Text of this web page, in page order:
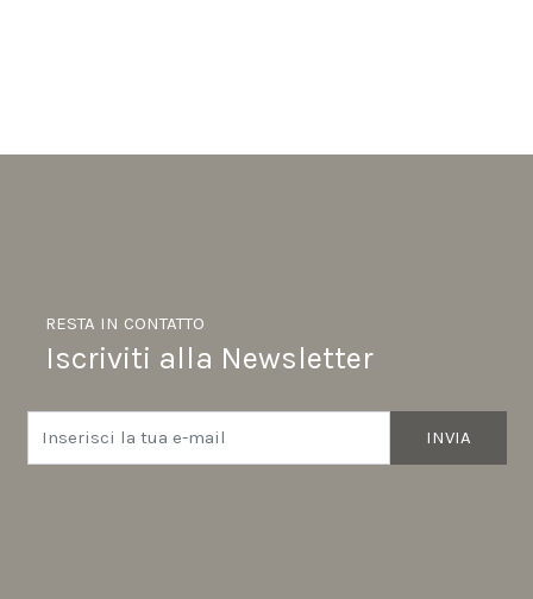
INVIA
RESTA IN CONTATTO
Iscriviti alla Newsletter